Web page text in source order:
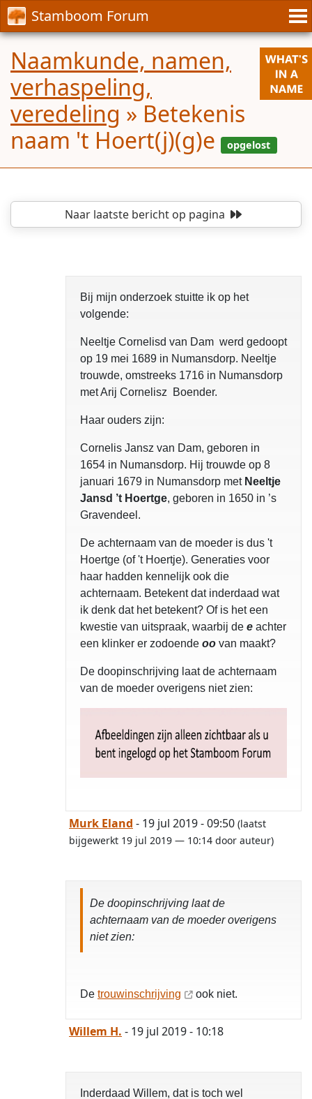
Stamboom Forum
Naamkunde, namen,
verhaspeling,
veredeling » Betekenis
naam 't Hoert(j)(g)e
Naar laatste berichtop pagina
Bij mijn onderzoek stuitte ik op het
volgende:
Neeltje Cornelisd van Dam werd gedoopt
op 19 mei 1689 in Numansdorp. Neeltje
trouwde, omstreeks 1716 in Numansdorp
met Arij Cornelisz Boender.
Haar ouders zijn:
Cornelis Jansz van Dam, geboren in
1654 in Numansdorp. Hij trouwde op 8
januari 1679 in Numansdorp metNeeltje
Jansd ’t Hoertge, geboren in 1650 in ’s
Gravendeel.
De achternaam van de moeder is dus 't
Hoertge (of 't Hoertje). Generaties voor
haar hadden kennelijk ook die
achternaam. Betekent dat inderdaad wat
ik denk dat het betekent? Of is het een
kwestie van uitspraak, waarbij de e achter
een klinker er zodoende oo van maakt?
De doopinschrijving laat de achternaam
van de moeder overigens niet zien:
Murk Eland - 19 jul 2019 - 09:50 (laatst
bijgewerkt 19 jul 2019 — 10:14 door auteur)
De doopinschrijving laat de
achternaam van de moeder overigens
niet zien:
De trouwinschrijving ook niet.
Willem H. - 19 jul 2019 - 10:18
Inderdaad Willem, dat is toch wel